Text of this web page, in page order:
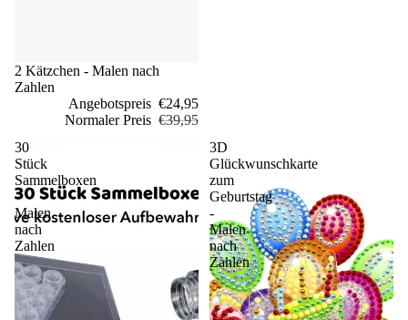
Sale
2 Kätzchen - Malen nach
Zahlen
Angebotspreis €24,95
Normaler Preis €39,95
30
Stück
Sammelboxen
-
Malen
nach
Zahlen
3D
Glückwunschkarte
zum
Geburtstag
-
Malen
nach
Zahlen